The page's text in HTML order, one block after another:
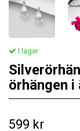
I lager
örhängen
599 kr